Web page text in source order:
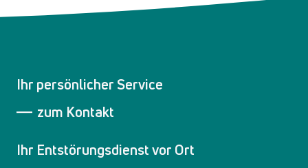
Ihr persönlicher Service
zum Kontakt
Ihr Entstörungsdienst vor Ort